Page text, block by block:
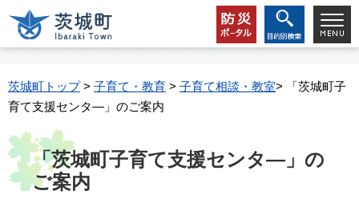
茨城町トップ> 子育て・教育 > 子育て相談・教室> 「茨城町子
育て支援センタ―」のご案内
「茨城町子育て支援センタ―」の
ご案内